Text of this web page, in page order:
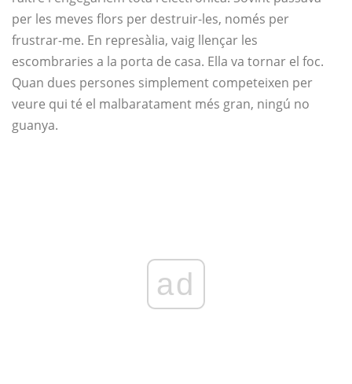
per les meves flors per destruir-les, només per
frustrar-me. En represàlia, vaig llençar les
escombraries a la porta de casa. Ella va tornar el foc.
Quan dues persones simplement competeixen per
veure qui té el malbaratament més gran, ningú no
guanya.
ad